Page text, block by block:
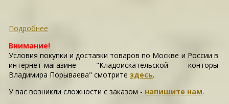
Подробнее
Внимание!
Условия покупки и доставки товаров по Москве и России в
интернет-магазине "Кладоискательской конторы
Владимира Порываева" смотритездесь.
У вас возникли сложности c заказом - напишите нам.